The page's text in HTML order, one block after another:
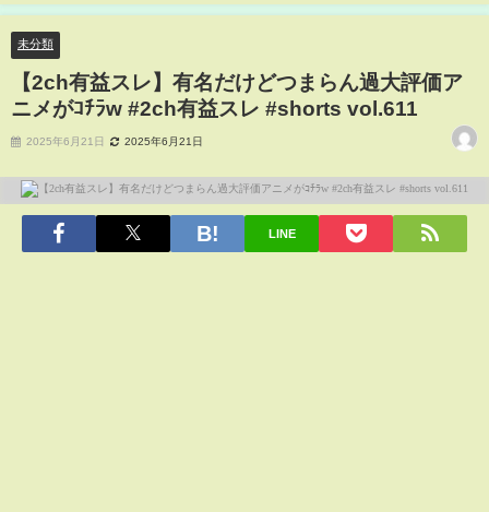
#2ch有益スレ #shorts vol.611
未分類
【2ch有益スレ】有名だけどつまらん過大評価ア
ニメがｺﾁﾗw #2ch有益スレ #shorts vol.611
2025年6月21日 2025年6月21日
LINE